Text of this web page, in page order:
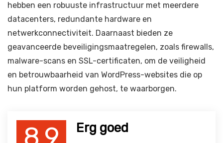
hebben een robuuste infrastructuur met meerdere
datacenters, redundante hardware en
netwerkconnectiviteit. Daarnaast bieden ze
geavanceerde beveiligingsmaatregelen, zoals firewalls,
malware-scans en SSL-certificaten, om de veiligheid
en betrouwbaarheid van WordPress-websites die op
hun platform worden gehost, te waarborgen.
Erg goed